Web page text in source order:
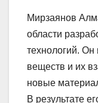
Мирзаянов
области
технологий. Он
веществ и их
новые
В результате